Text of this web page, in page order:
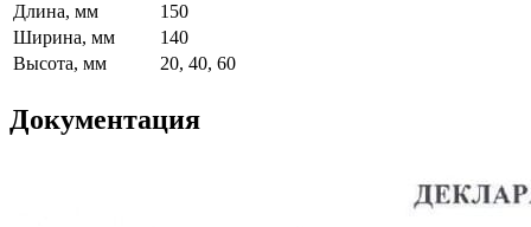
Длина, мм
150
Ширина, мм
140
Высота, мм
20, 40, 60
Документация